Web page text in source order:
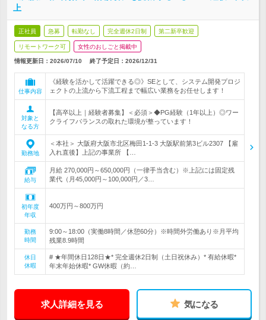
上
正社員 急募 転勤なし 完全週休2日制 第二新卒歓迎
リモートワーク可 女性のおしごと掲載中
情報更新日：2026/07/10 終了予定日： 2026/12/31
仕事内容
《経験を活かして活躍できる◎》SEとして、システム開発プロジ
ェクトの上流から下流工程まで幅広い業務をお任せします！
対象と
なる方
【高卒以上｜経験者募集】＜必須＞◆PG経験（1年以上）◎ワー
クライフバランスの取れた環境が整っています！
勤務地
＜本社＞ 大阪府大阪市北区梅田1-1-3 大阪駅前第3ビル2307 【雇
入れ直後】上記の事業所 【…
給与
月給 270,000円～650,000円（一律手当含む）※上記には固定残
業代（月45,000円～100,000円／3…
初年度
年収
400万円～800万円
勤務
時間
9:00～18:00（実働8時間／休憩60分）※時間外労働あり※月平均
残業8.9時間
休日
休暇
# ★年間休日128日★* 完全週休2日制（土日祝休み）* 有給休暇*
年末年始休暇* GW休暇（約…
求人詳細を見る 気になる